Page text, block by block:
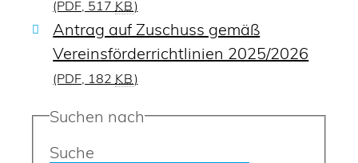
(PDF, 517 KB)
Antrag auf Zuschuss gemäß
Vereinsförderrichtlinien 2025/2026
(PDF, 182 KB)
Suchen nach
Suche